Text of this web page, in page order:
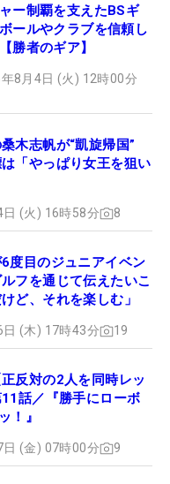
ー制覇を支えたBSギ
ールやクラブを信頼し
勝者のギア】
8月4日 (火) 12時00分
木志帆が“凱旋帰国”
「やっぱり女王を狙い
(火) 16時58分 8
度目のジュニアイベン
フを通じて伝えたいこ
ど、それを楽しむ」
(木) 17時43分 19
反対の2人を同時レッ
話／『勝手にローボ
！』
(金) 07時00分 9